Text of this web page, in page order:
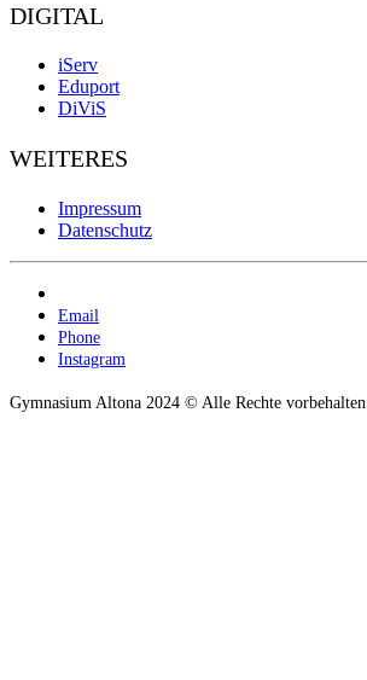
DIGITAL
iServ
Eduport
DiViS
WEITERES
Impressum
Datenschutz
Email
Phone
Instagram
Gymnasium Altona 2024 © Alle Rechte vorbehalten